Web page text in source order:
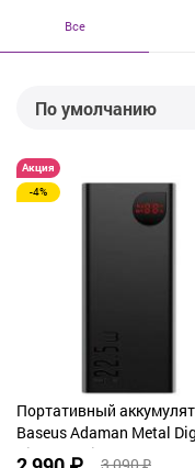
Все
По умолчанию
От дешевых к
От дорогих к
Акция
-4%
Портативный
Baseus Adaman Metal
Display Quick Charge